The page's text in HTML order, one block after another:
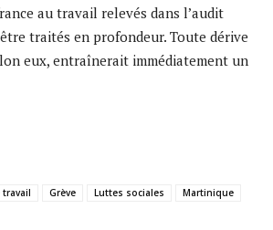
au travail relevés dans l’audit
traités en profondeur. Toute dérive
eux, entraînerait immédiatement un
Grève Luttes sociales
Martinique